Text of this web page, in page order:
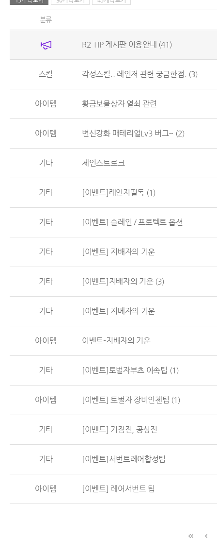
분류
R2 TIP 게시판 이용안내 (41)
스킬 각성스킬.. 레인저 관련 궁금한점. (3)
아이템 황금보물상자 열쇠 관련
아이템 변신강화 매테리얼Lv3 버그~ (2)
기타 체인스트로크
기타 [이벤트]레인저필독 (1)
기타 [이벤트] 슬레인 / 프로텍트 옵션
기타 [이벤트] 지배자의 기운
기타 [이벤트]지배자의 기운 (3)
기타 [이벤트] 지베자의 기운
아이템 이벤트-지배자의 기운
기타 [이벤트]토벌자부츠 이속팁 (1)
아이템 [이벤트] 토벌자 장비인첸팁 (1)
기타 [이벤트] 거점전, 공성전
기타 [이벤트]서번트레어합성팁
아이템 [이벤트] 레어서번트 팁